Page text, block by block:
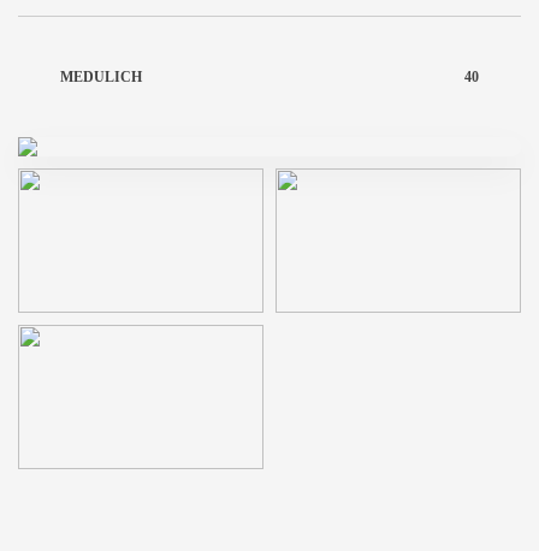
MEDULICH 40